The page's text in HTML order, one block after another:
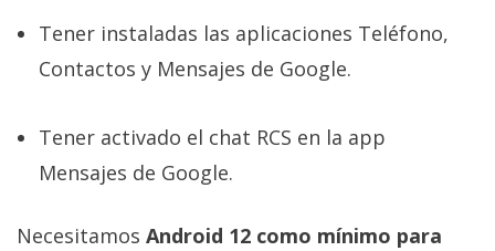
Tener instaladas las aplicaciones Teléfono,
Contactos y Mensajes de Google.
Tener activado el chat RCS en la app
Mensajes de Google.
Necesitamos Android 12 como mínimo para